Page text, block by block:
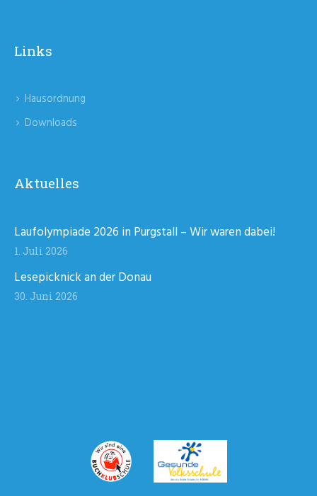
Links
Hausordnung
Downloads
Aktuelles
Laufolympiade 2026 in Purgstall – Wir waren dabei!
1. Juli 2026
Lesepicknick an der Donau
30. Juni 2026